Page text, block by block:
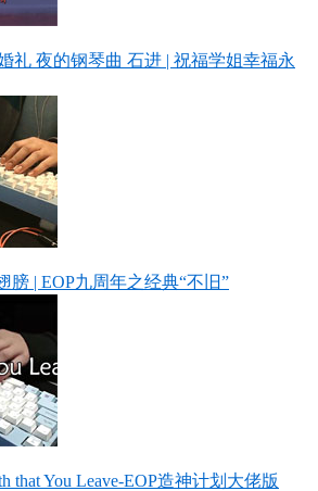
礼 夜的钢琴曲 石进 | 祝福学姐幸福永
膀 | EOP九周年之经典“不旧”
that You Leave-EOP造神计划大佬版